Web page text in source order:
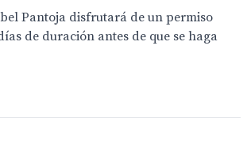
Pantoja disfrutará de un permiso
de duración antes de que se haga